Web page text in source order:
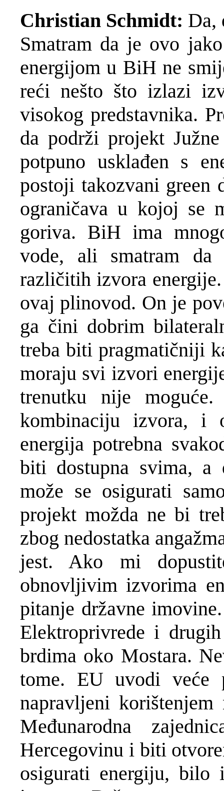
Christian Schmidt: Da,
Smatram da je ovo
energijom u BiH ne
reći nešto što izlazi
visokog predstavnika.
da podrži projekt
potpuno usklađen s
postoji takozvani green
ograničava u kojoj se
goriva. BiH ima
vode, ali smatram
različitih izvora
ovaj plinovod. On je
ga čini dobrim
treba biti pragmatičniji
moraju svi izvori
trenutku nije
kombinaciju izvora,
energija potrebna
biti dostupna svima, a
može se osigurati
projekt možda ne bi
zbog nedostatka
jest. Ako mi
obnovljivim izvorima
pitanje državne
Elektroprivrede i
brdima oko Mostara.
tome. EU uvodi veće
napravljeni
Međunarodna
Hercegovinu i biti
osigurati energiju,